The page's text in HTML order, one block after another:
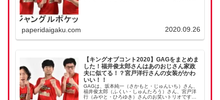
paperidaigaku.com 2020.09.26
【キングオブコント2020】GAGをまとめま
した！福井俊太郎さんはあのおじさん家政
夫に似てる！？宮戸洋行さんの女装がかわ
いい！！
GAGは、坂本純一（さかもと・じゅんいち）さん、
福井俊太郎（ふくい・しゅんたろう）さん、宮戸洋
行（みやと・ひろゆき）さんのお笑いトリオです。